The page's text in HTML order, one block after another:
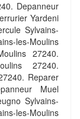
Depanneur
Yardeni
Sylvains-
les-Moulins
27240.
27240.
Reparer
Muel
Sylvains-
les-Moulins